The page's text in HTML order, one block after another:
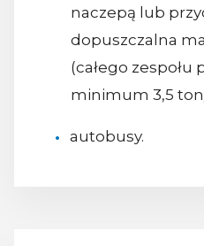
naczepą lub
dopuszczalna
(całego zespołu
minimum 3,5
autobusy.